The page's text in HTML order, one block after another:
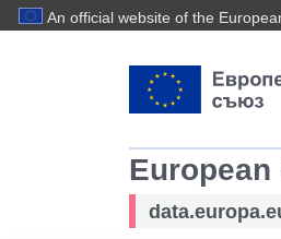
An official website of the
European